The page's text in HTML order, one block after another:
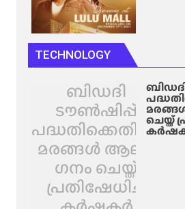
TECHNOLOGY
ബിഡദി
ടൗൺഷിപ്പ്
പദ്ധതിക്കെതിരെ
മരങ്ങൾ ആലിം​
ഗനം ചെയ്ത്
പ്രതിഷേധിച്ച്
ചെയ്ത്